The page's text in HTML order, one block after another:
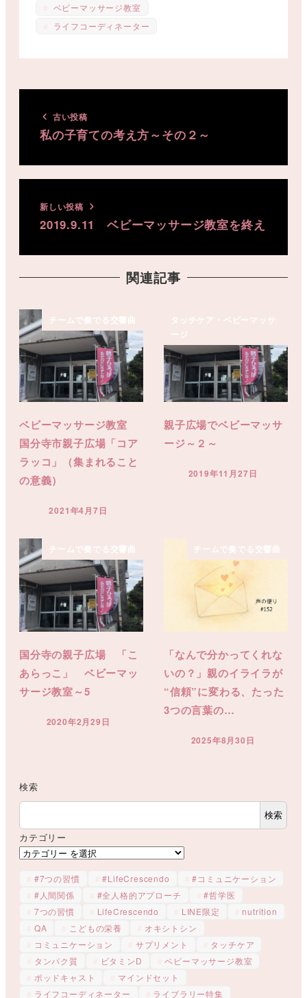
ベビーマッサージ教室
ライフコーディネーター
古い投稿
私の子育ての考え方～その２～
新しい投稿
2019.9.11 ベビーマッサージ教室を終え
関連記事
チームで奏でる交響曲
ベビーマッサージ教室
国分寺市親子広場「コア
ラッコ」（集まれること
の意義）
投稿日
2021年4月7日
タッチケア・ベビーマッサ
ージ
親子広場でベビーマッサ
ージ～２～
投稿日
2019年11月27日
チームで奏でる交響曲
国分寺の親子広場 「こ
あらっこ」 ベビーマッ
サージ教室～5
投稿日
2020年2月29日
チームで奏でる交響曲
「なんで分かってくれな
いの？」親のイライラが
“信頼”に変わる、たった
3つの言葉の…
投稿日
2025年8月30日
検索
検索
カテゴリー
#7つの習慣 #LifeCrescendo
#コミュニケーション
#人間関係
#全人格的アプローチ
#哲学医
7つの習慣
LifeCrescendo LINE限定
nutrition
QA
こどもの栄養
オキシトシン
コミュニケーション
サプリメント
タッチケア
タンパク質
ビタミンD
ベビーマッサージ教室
ポッドキャスト
マインドセット
ライフコーディネーター
ライブラリー特集